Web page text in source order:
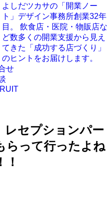
よしだツカサの「開業ノー
ト」 デザイン事務所創業32年
目。 飲食店・医院・物販店な
ど数多くの開業支援から見え
てきた「成功する店づくり」
のヒントをお届けします。
せ
レセプションパー
らって行ったよね
！